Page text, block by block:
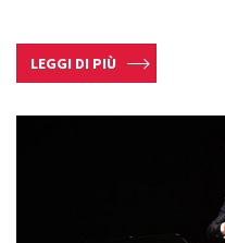
LEGGI DI PIÙ